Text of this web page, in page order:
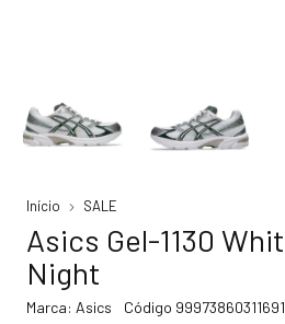
Início SALE
Asics Gel-1130
Night
Marca: Asics Código